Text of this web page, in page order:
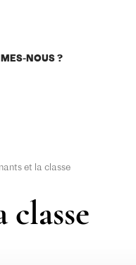
NOUS ?
et la classe